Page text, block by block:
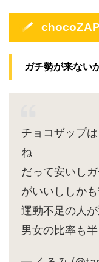
ガチ勢が来ない
チョコザップ
ね
だって安いし
がいいししか
運動不足の人
男女の比率も